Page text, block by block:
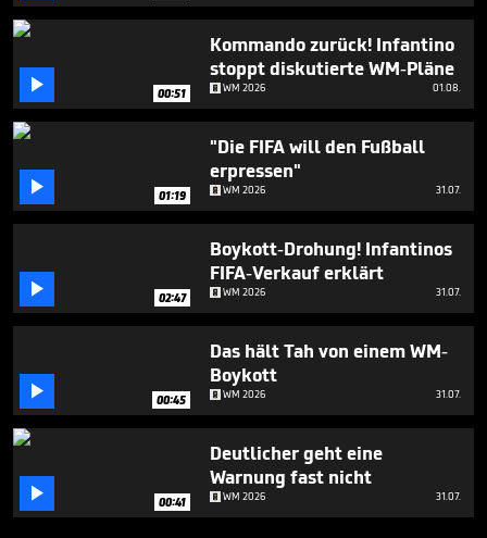
 00:51
Kommando zurück! Infantino
stoppt diskutierte WM-Pläne
WM 2026 01.08.
 01:19
"Die FIFA will den Fußball
erpressen"
WM 2026 31.07.
 02:47
Boykott-Drohung! Infantinos
FIFA-Verkauf erklärt
WM 2026 31.07.
 00:45
Das hält Tah von einem WM-
Boykott
WM 2026 31.07.
 00:41
Deutlicher geht eine
Warnung fast nicht
WM 2026 31.07.